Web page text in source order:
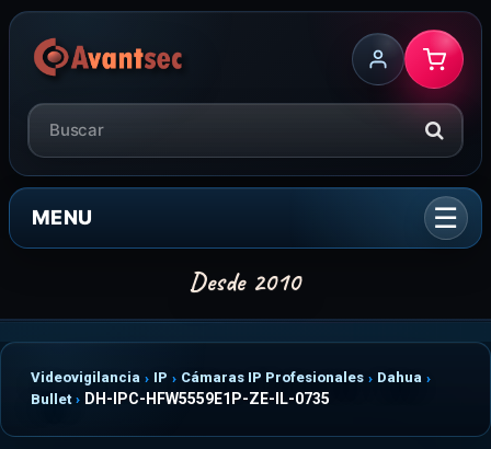
MENU
Videovigilancia IP Cámaras IP Profesionales
Dahua
Bullet
DH-IPC-HFW5559E1P-ZE-IL-0735